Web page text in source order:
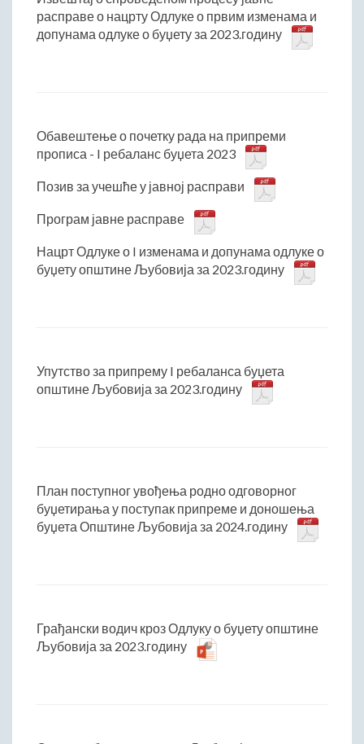
расправе о нацрту Одлуке о првим изменама и
допунама одлуке о буџету за 2023.годину
Обавештење о почетку рада на припреми
прописа - I ребаланс буџета 2023
Позив за учешће у јавној расправи
Програм јавне расправе
Нацрт Одлуке о I изменама и допунама одлуке о
буџету општине Љубовија за 2023.годину
Упутство за припрему I ребаланса буџета
општине Љубовија за 2023.годину
План поступног увођења родно одговорног
буџетирања у поступак припреме и доношења
буџета Општине Љубовија за 2024.годину
Грађански водич кроз Одлуку о буџету општине
Љубовија за 2023.годину